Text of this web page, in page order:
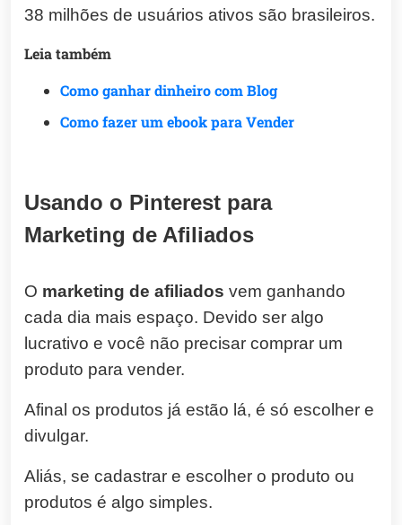
38 milhões de usuários ativos são brasileiros.
Leia também
Como ganhar dinheiro com Blog
Como fazer um ebook para Vender
Usando o Pinterest para
Marketing de Afiliados
O marketing de afiliados vem ganhando
cada dia mais espaço. Devido ser algo
lucrativo e você não precisar comprar um
produto para vender.
Afinal os produtos já estão lá, é só escolher e
divulgar.
Aliás, se cadastrar e escolher o produto ou
produtos é algo simples.